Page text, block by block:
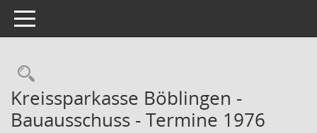
Toggle navigation
Rechercheauswahl
Kreissparkasse Böblingen -
Bauausschuss - Termine 1976